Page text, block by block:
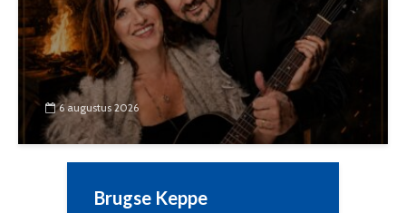
6 augustus 2026
Brugse Keppe